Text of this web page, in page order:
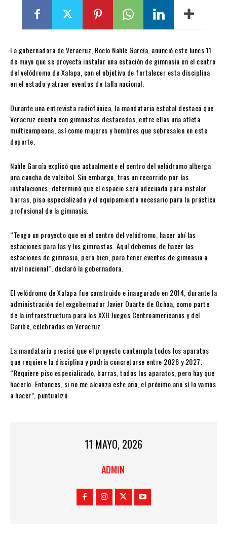
La gobernadora de Veracruz, Rocío Nahle García, anunció este lunes 11
de mayo que se proyecta instalar una estación de gimnasia en el centro
del velódromo de Xalapa, con el objetivo de fortalecer esta disciplina
en el estado y atraer eventos de talla nacional.
Durante una entrevista radiofónica, la mandataria estatal destacó que
Veracruz cuenta con gimnastas destacadas, entre ellas una atleta
multicampeona, así como mujeres y hombres que sobresalen en este
deporte.
Nahle García explicó que actualmente el centro del velódromo alberga
una cancha de voleibol. Sin embargo, tras un recorrido por las
instalaciones, determinó que el espacio será adecuado para instalar
barras, piso especializado y el equipamiento necesario para la práctica
profesional de la gimnasia.
“Tengo un proyecto que en el centro del velódromo, hacer ahí las
estaciones para las y los gimnastas. Aquí debemos de hacer las
estaciones de gimnasia, pero bien, para tener eventos de gimnasia a
nivel nacional”, declaró la gobernadora.
El velódromo de Xalapa fue construido e inaugurado en 2014, durante la
administración del exgobernador Javier Duarte de Ochoa, como parte
de la infraestructura para los XXII Juegos Centroamericanos y del
Caribe, celebrados en Veracruz.
La mandataria precisó que el proyecto contempla todos los aparatos
que requiere la disciplina y podría concretarse entre 2026 y 2027.
“Requiere piso especializado, barras, todos los aparatos, pero hay que
hacerlo. Entonces, si no me alcanza este año, el próximo año sí lo vamos
a hacer”, puntualizó.
11 MAYO, 2026
ADMIN